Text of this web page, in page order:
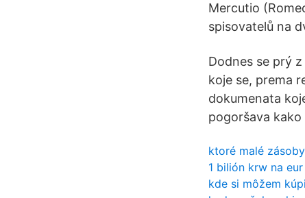
Mercutio
spisovatelů na
Dodnes se prý
koje se, prema
dokumenata
pogoršava kako
ktoré malé
1 bilión krw na eur
kde si môžem